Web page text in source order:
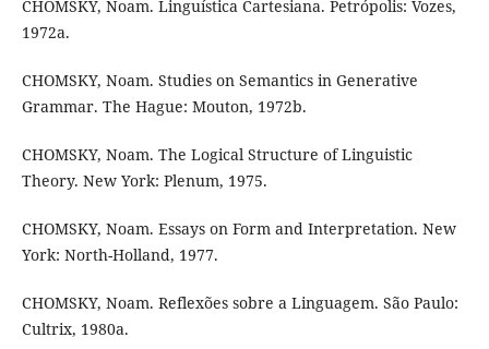
CHOMSKY, Noam. Linguística Cartesiana. Petrópolis: Vozes,
1972a.
CHOMSKY, Noam. Studies on Semantics in Generative
Grammar. The Hague: Mouton, 1972b.
CHOMSKY, Noam. The Logical Structure of Linguistic
Theory. New York: Plenum, 1975.
CHOMSKY, Noam. Essays on Form and Interpretation. New
York: North-Holland, 1977.
CHOMSKY, Noam. Reflexões sobre a Linguagem. São Paulo:
Cultrix, 1980a.